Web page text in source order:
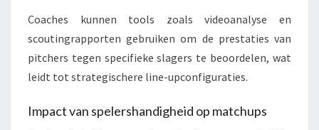
Coaches kunnen tools zoals videoanalyse en
scoutingrapporten gebruiken om de prestaties van
pitchers tegen specifieke slagers te beoordelen, wat
leidt tot strategischere line-upconfiguraties.
Impact van spelershandigheid op matchups